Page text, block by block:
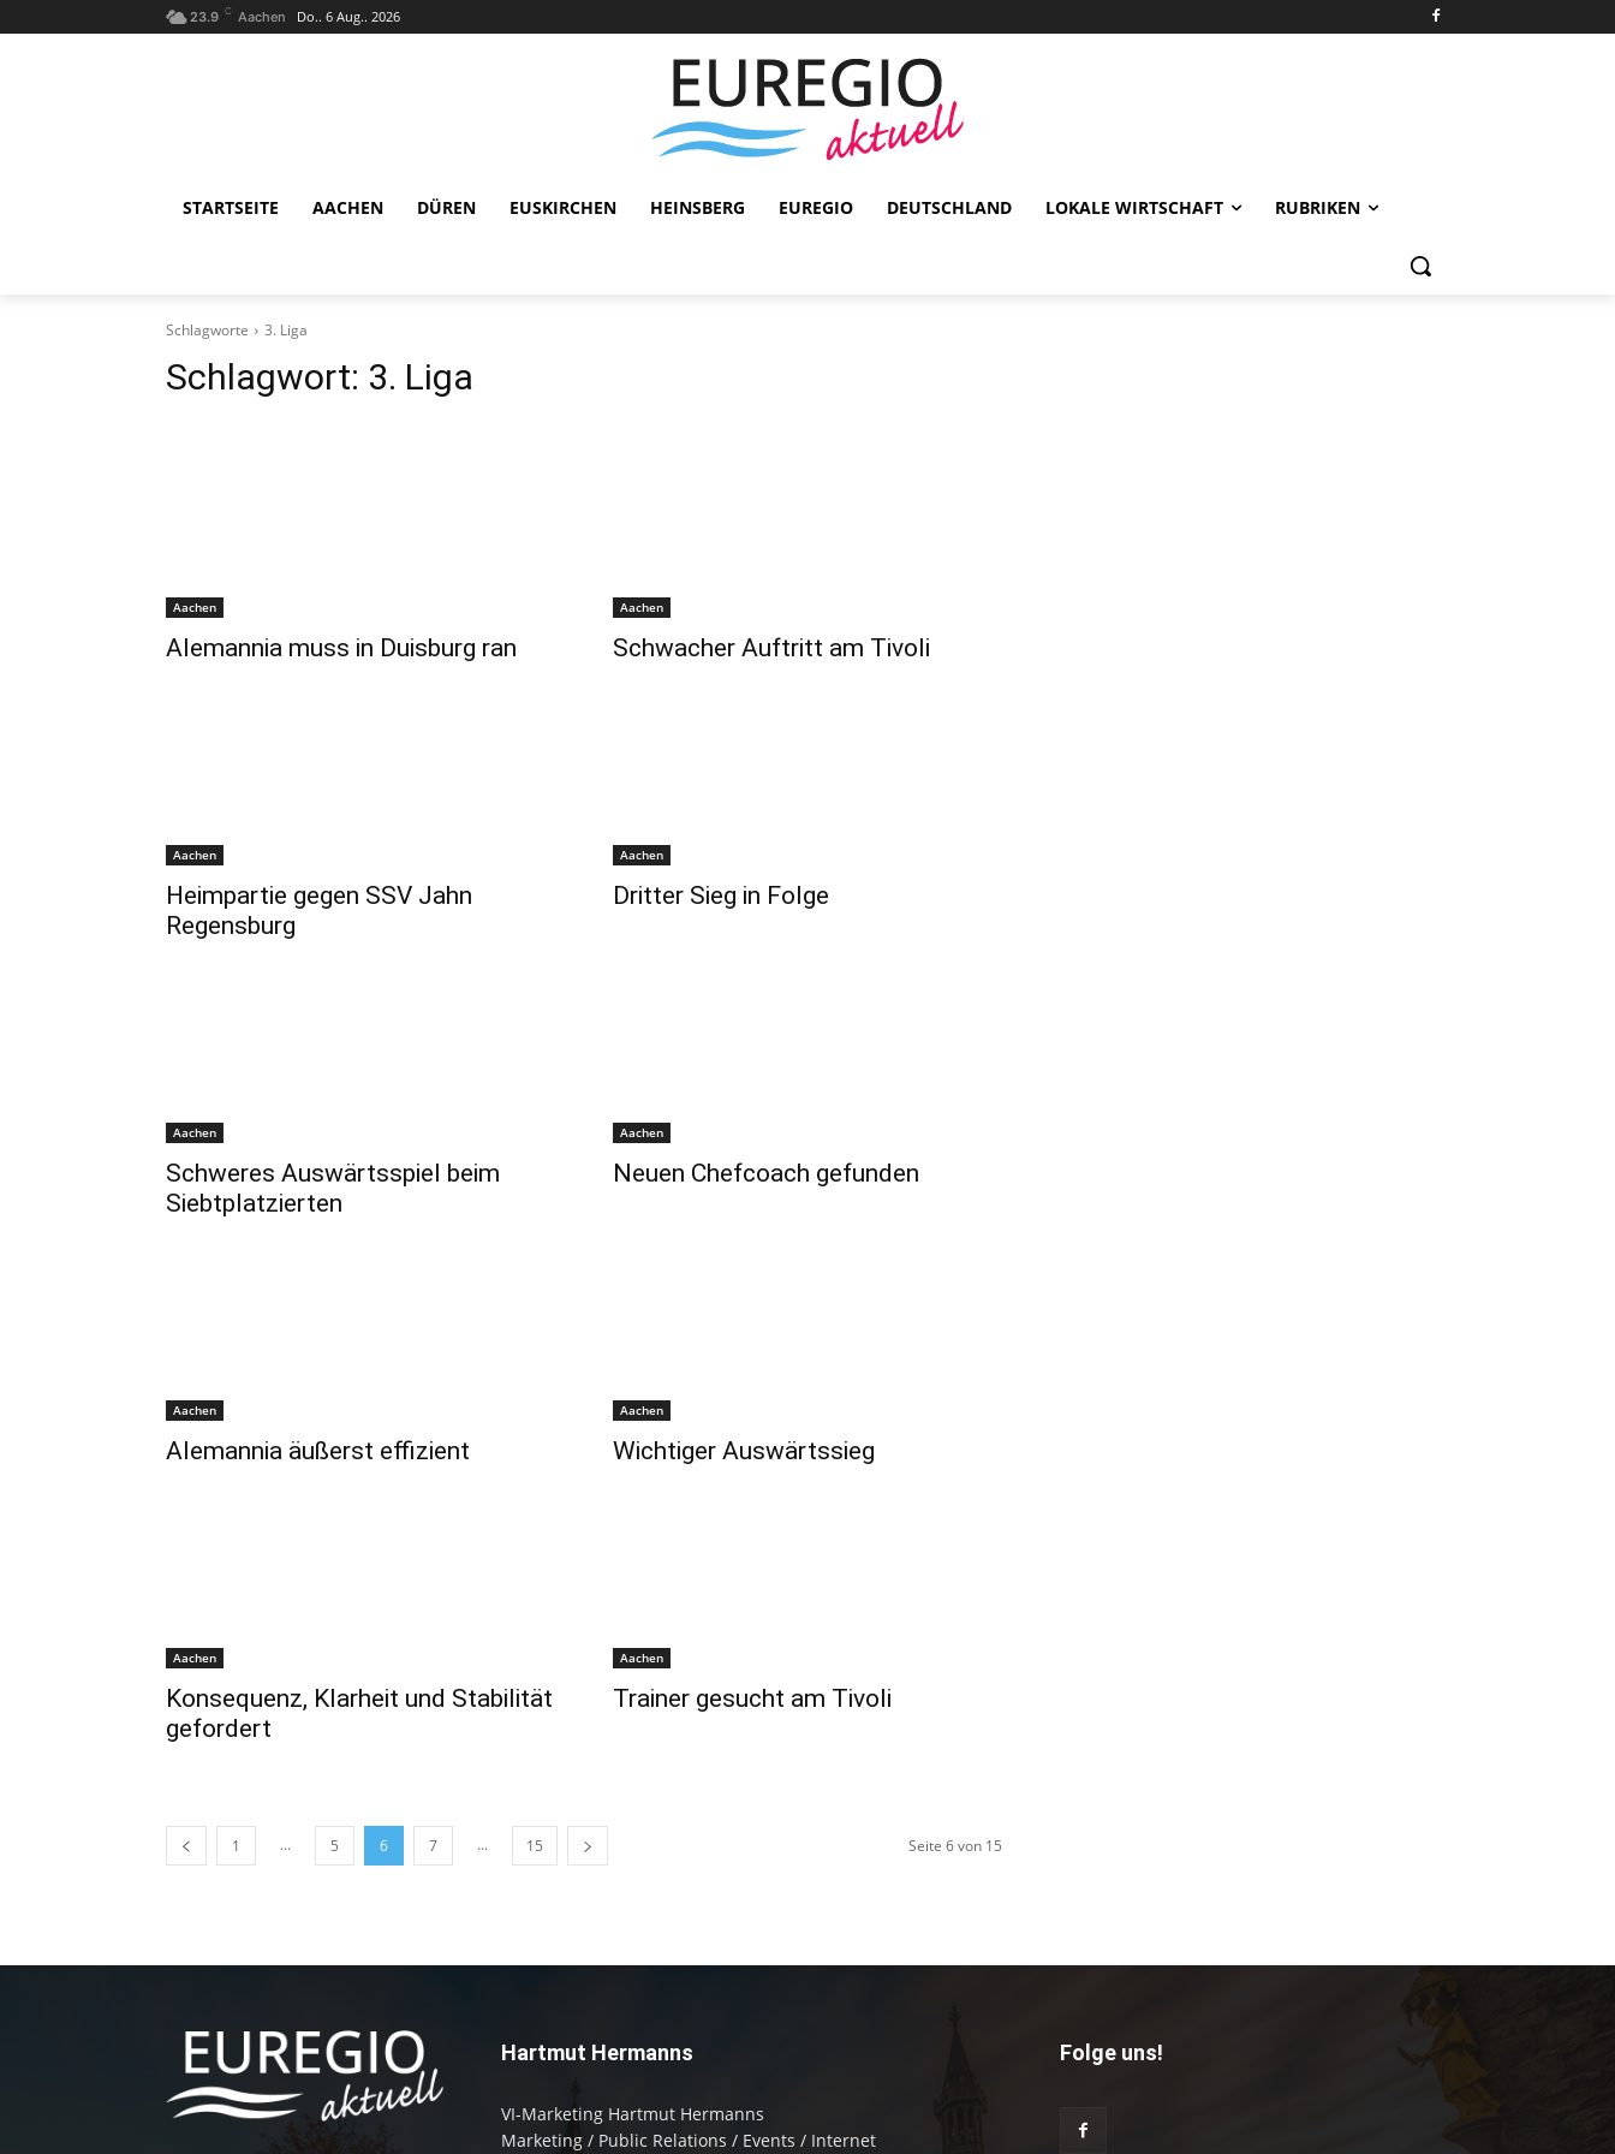
23.9 C Aachen Do.. 6 Aug.. 2026
STARTSEITE AACHEN DÜREN EUSKIRCHEN HEINSBERG EUREGIO DEUTSCHLAND LOKALE WIRTSCHAFT RUBRIKEN
Schlagworte 3. Liga
Schlagwort: 3. Liga
Aachen
Alemannia muss in Duisburg ran
Aachen
Schwacher Auftritt am Tivoli
Aachen
Heimpartie gegen SSV Jahn
Regensburg
Aachen
Dritter Sieg in Folge
Aachen
Schweres Auswärtsspiel beim
Siebtplatzierten
Aachen
Neuen Chefcoach gefunden
Aachen
Alemannia äußerst effizient
Aachen
Wichtiger Auswärtssieg
Aachen
Konsequenz, Klarheit und Stabilität
gefordert
Aachen
Trainer gesucht am Tivoli
1 ... 5 6 7 ... 15 Seite 6 von 15
Hartmut Hermanns
VI-Marketing Hartmut Hermanns
Marketing / Public Relations / Events / Internet
Folge uns!